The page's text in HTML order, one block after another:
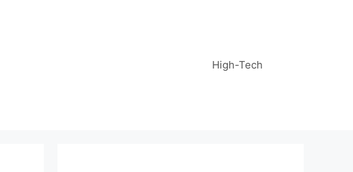
High-Tech